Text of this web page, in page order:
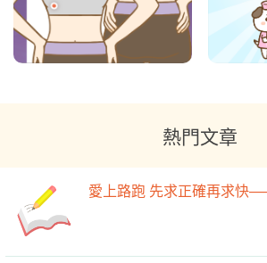
熱門文章
愛上路跑 先求正確再求快